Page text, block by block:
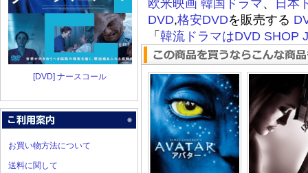
[DVD] ナースコール
お買い物方法について
送料に関して
欧米映画 韓国ドラマ、
日本
DVD,格安DVDを販売する
「 韓流ドラマはDVD SHOP